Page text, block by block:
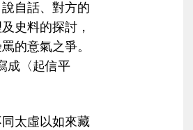
自話、對方的
史料的探討，
的意氣之爭。
成〈起信平
太虛以如來藏